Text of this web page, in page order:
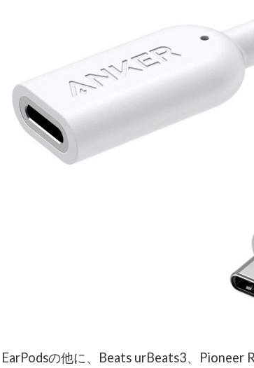
EarPodsの他に、Beats urBeats3、Pioneer